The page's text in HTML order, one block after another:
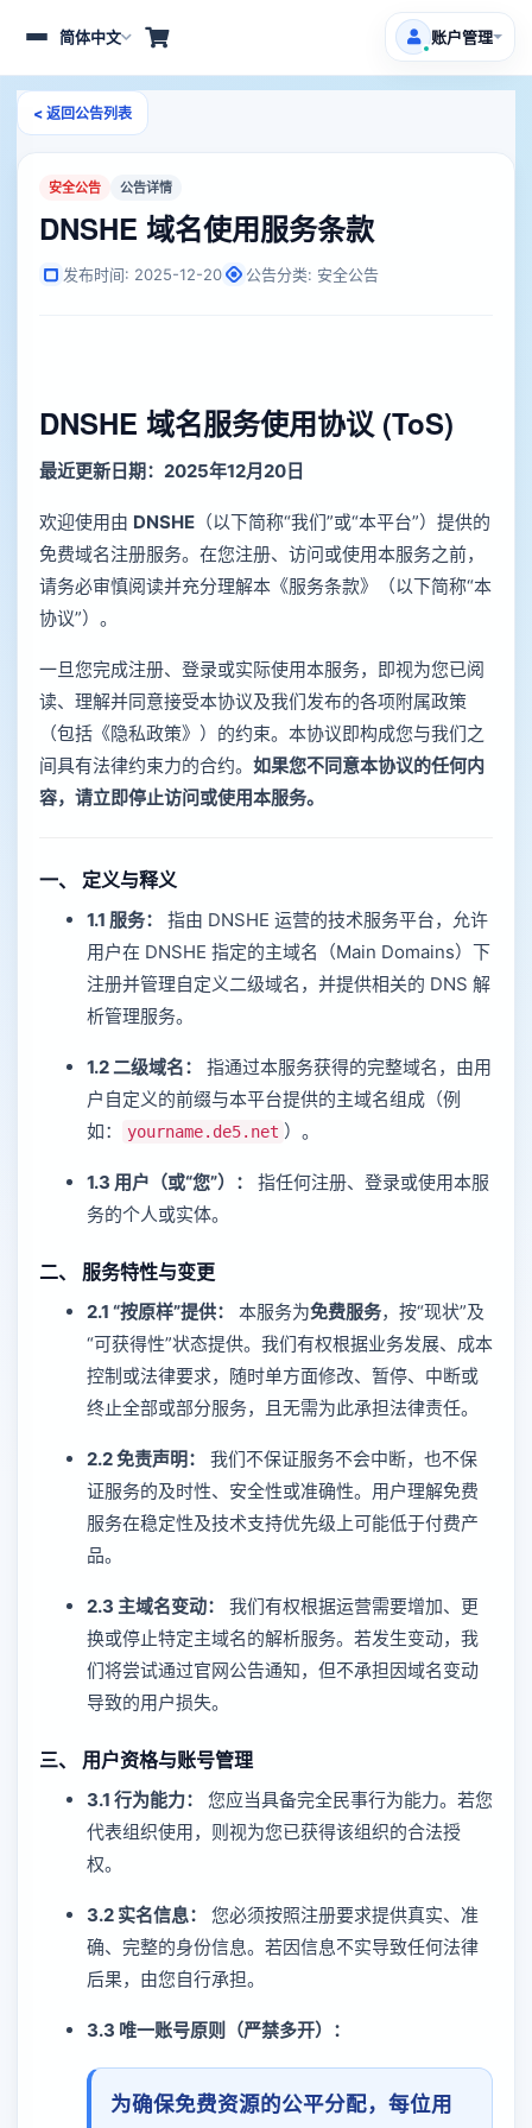
展
收
起
简体中文 账户管理
用户中心
产品服务
免费域名
HOT
推广返利
< 返回公告列表
安全公告 公告详情
DNSHE 域名使用服务条款
发布时间: 2025-12-20 公告分类: 安全公告
DNSHE 域名服务使用协议 (ToS)
最近更新日期：2025年12月20日
欢迎使用由 DNSHE （以下简称“我们”或“本平台”）提供的
免费域名注册服务。在您注册、访问或使用本服务之前，
请务必审慎阅读并充分理解本《服务条款》（以下简称“本
协议”）。
一旦您完成注册、登录或实际使用本服务，即视为您已阅
读、理解并同意接受本协议及我们发布的各项附属政策
（包括《隐私政策》）的约束。本协议即构成您与我们之
间具有法律约束力的合约。 如果您不同意本协议的任何内
容，请立即停止访问或使用本服务。
一、 定义与释义
1.1 服务：
指由 DNSHE 运营的技术服务平台，允许
用户在 DNSHE 指定的主域名（Main Domains）下
注册并管理自定义二级域名，并提供相关的 DNS 解
析管理服务。
1.2 二级域名：
指通过本服务获得的完整域名，由用
户自定义的前缀与本平台提供的主域名组成（例
如：
yourname.de5.net ）。
1.3 用户（或“您”）：
指任何注册、登录或使用本服
务的个人或实体。
二、 服务特性与变更
2.1 “按原样”提供： 本服务为免费服务，按“现状”及
“可获得性”状态提供。我们有权根据业务发展、成本
控制或法律要求，随时单方面修改、暂停、中断或
终止全部或部分服务，且无需为此承担法律责任。
2.2 免责声明：
我们不保证服务不会中断，也不保
证服务的及时性、安全性或准确性。用户理解免费
服务在稳定性及技术支持优先级上可能低于付费产
品。
2.3 主域名变动：
我们有权根据运营需要增加、更
换或停止特定主域名的解析服务。若发生变动，我
们将尝试通过官网公告通知，但不承担因域名变动
导致的用户损失。
三、 用户资格与账号管理
3.1 行为能力：
您应当具备完全民事行为能力。若您
代表组织使用，则视为您已获得该组织的合法授
权。
3.2 实名信息：
您必须按照注册要求提供真实、准
确、完整的身份信息。若因信息不实导致任何法律
后果，由您自行承担。
3.3 唯一账号原则（严禁多开）：
为确保免费资源的公平分配，每位用